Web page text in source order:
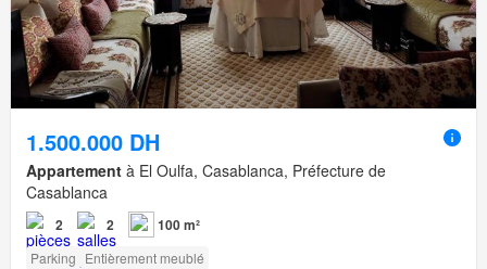
1.500.000 DH
Appartement à El Oulfa, Casablanca, Préfecture de
Casablanca
2 2 100 m²
Parking Entièrement meublé